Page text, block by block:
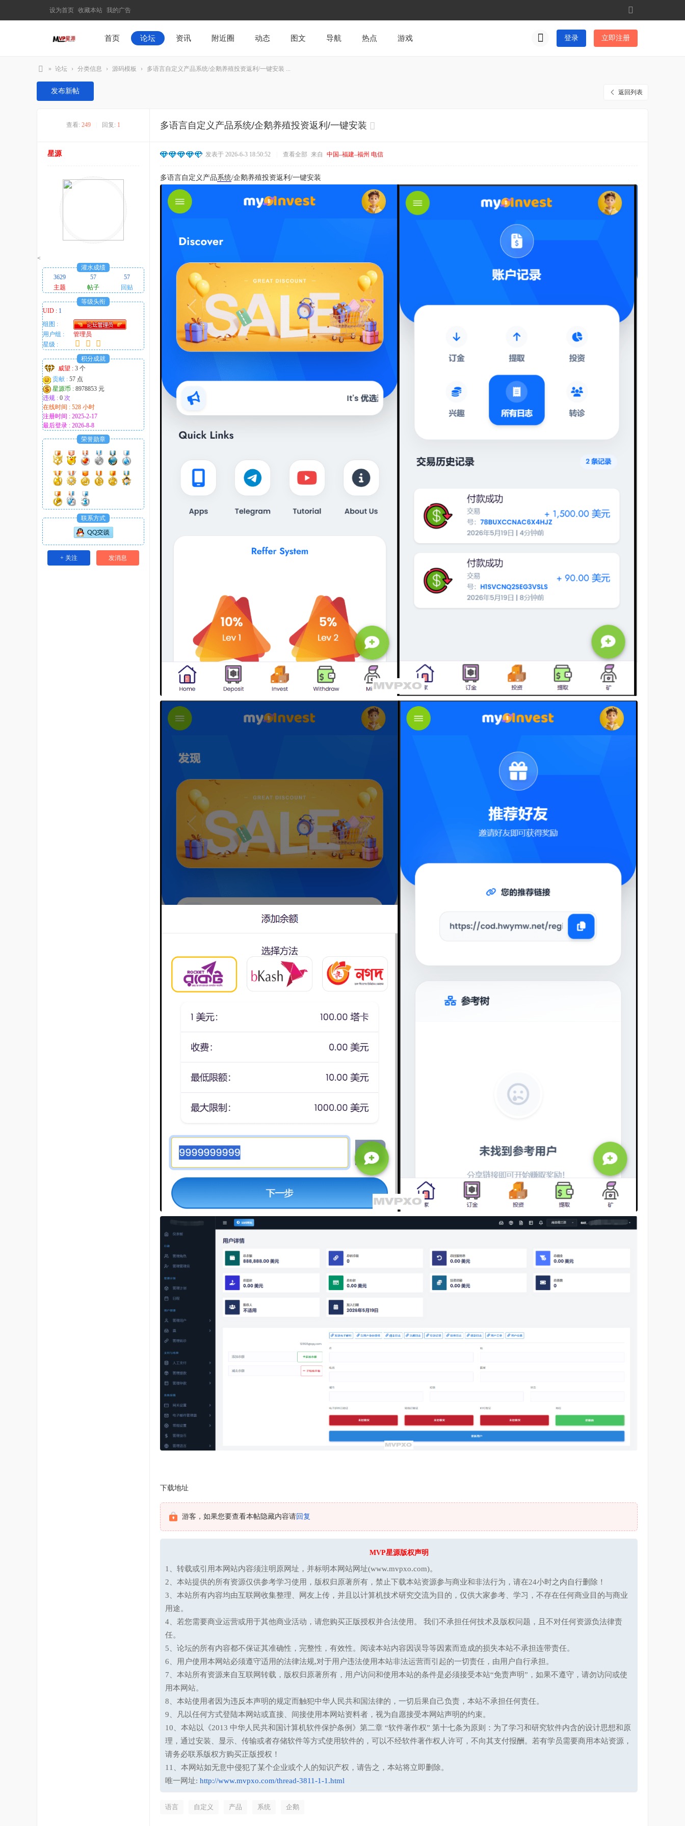
设为首页 收藏本站 我的广告
切
换
到
窄
首页 论坛 资讯 附近圈 动态 图文 导航 热点 游戏 登录 立即注册
M
V
！
» 论坛 › 分类信息 › 源码模板 › 多语言自定义产品系统/企鹅养殖投资返利/一键安装 ...
返回列表
发布新帖
查看: 249 回复: 1 多语言自定义产品系统/企鹅养殖投资返利/一键安装
星源
<
灌水成绩
3629
57
57
主题
帖子
回贴
等级头衔
UID : 1
组图 :
用户组 :
管理员
星级 :
积分成就
威望 : 3 个
贡献 : 57 点
星源币 : 8978853 元
违规 : 0 次
在线时间 : 528 小时
注册时间 : 2025-2-17
最后登录 : 2026-8-8
荣誉勋章
联系方式
+ 关注 发消息
发表于 2026-6-3 18:50:52 查看全部 来自 中国–福建–福州 电信
多语言自定义产品系统/企鹅养殖投资返利/一键安装
下载地址
游客，如果您要查看本帖隐藏内容请回复
MVP星源版权声明
1、转载或引用本网站内容须注明原网址，并标明本网站网址(www.mvpxo.com)。
2、本站提供的所有资源仅供参考学习使用，版权归原著所有，禁止下载本站资源参与商业和非法行为，请在24小时之内自行删除！
3、本站所有内容均由互联网收集整理、网友上传，并且以计算机技术研究交流为目的，仅供大家参考、学习，不存在任何商业目的与商业
用途。
4、若您需要商业运营或用于其他商业活动，请您购买正版授权并合法使用。 我们不承担任何技术及版权问题，且不对任何资源负法律责
任。
5、论坛的所有内容都不保证其准确性，完整性，有效性。阅读本站内容因误导等因素而造成的损失本站不承担连带责任。
6、用户使用本网站必须遵守适用的法律法规,对于用户违法使用本站非法运营而引起的一切责任，由用户自行承担。
7、本站所有资源来自互联网转载，版权归原著所有，用户访问和使用本站的条件是必须接受本站“免责声明”，如果不遵守，请勿访问或使
用本网站。
8、本站使用者因为违反本声明的规定而触犯中华人民共和国法律的，一切后果自己负责，本站不承担任何责任。
9、凡以任何方式登陆本网站或直接、间接使用本网站资料者，视为自愿接受本网站声明的约束。
10、本站以《2013 中华人民共和国计算机软件保护条例》第二章 “软件著作权” 第十七条为原则：为了学习和研究软件内含的设计思想和原
理，通过安装、显示、传输或者存储软件等方式使用软件的，可以不经软件著作权人许可，不向其支付报酬。若有学员需要商用本站资源，
请务必联系版权方购买正版授权！
11、本网站如无意中侵犯了某个企业或个人的知识产权，请告之，本站将立即删除。
唯一网址: http://www.mvpxo.com/thread-3811-1-1.html
语言 自定义 产品 系统 企鹅